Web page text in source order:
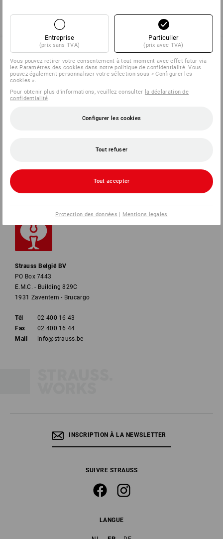
SERVICE 02 400 16 43
Strauss België BV
PO Box 7443
E.M.C. - Building 829C
1931 Zaventem - Brucargo
Tél
02 400 16 43
Fax
02 400 16 44
Mail
info@strauss.be
INSCRIPTION À LA NEWSLETTER
SUIVRE STRAUSS
LANGUE
Entreprise
(prix sans TVA)
Particulier
(prix avec TVA)
Vous pouvez retirer votre consentement à tout moment avec effet futur via
les Paramètres des cookies dans notre politique de confidentialité. Vous
pouvez également personnaliser votre sélection sous « Configurer les
cookies ».
Pour obtenir plus d'informations, veuillez consulter la déclaration de
confidentialité
Configurer les cookies
Tout refuser
Tout accepter
Protection des données | Mentions legales